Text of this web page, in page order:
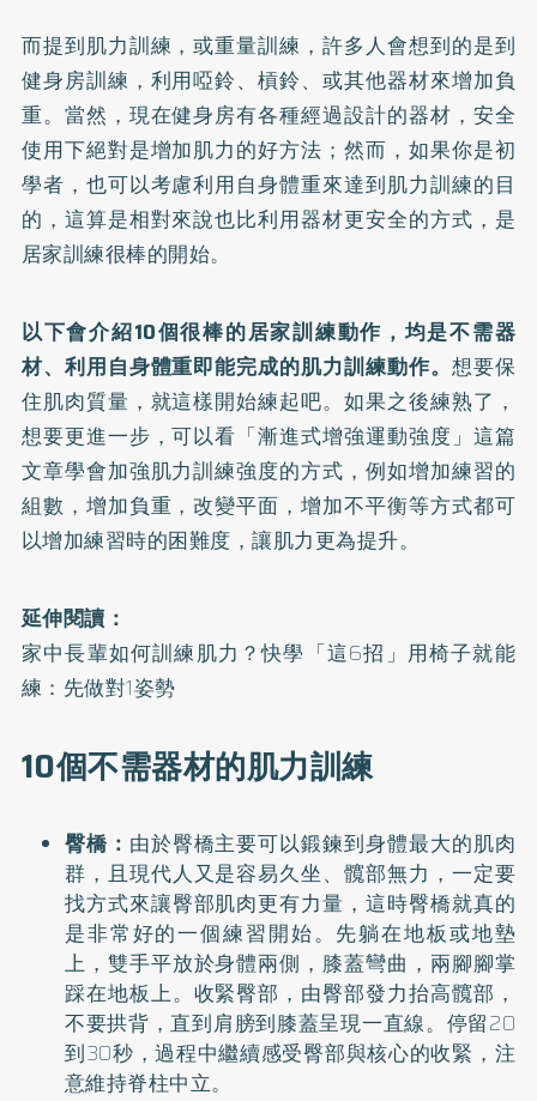
而提到肌力訓練，或重量訓練，許多人會想到的是到
健身房訓練，利用啞鈴、槓鈴、或其他器材來增加負
重。當然，現在健身房有各種經過設計的器材，安全
使用下絕對是增加肌力的好方法；然而，如果你是初
學者，也可以考慮利用自身體重來達到肌力訓練的目
的，這算是相對來說也比利用器材更安全的方式，是
居家訓練很棒的開始。
以下會介紹10個很棒的居家訓練動作，均是不需器
材、利用自身體重即能完成的肌力訓練動作。 想要保
住肌肉質量，就這樣開始練起吧。如果之後練熟了，
想要更進一步，可以看「漸進式增強運動強度」這篇
文章學會加強肌力訓練強度的方式，例如增加練習的
組數，增加負重，改變平面，增加不平衡等方式都可
以增加練習時的困難度，讓肌力更為提升。
延伸閱讀：
家中長輩如何訓練肌力？快學「這6招」用椅子就能
練：先做對1姿勢
10個不需器材的肌力訓練
臀橋： 由於臀橋主要可以鍛鍊到身體最大的肌肉
群，且現代人又是容易久坐、髖部無力，一定要
找方式來讓臀部肌肉更有力量，這時臀橋就真的
是非常好的一個練習開始。先躺在地板或地墊
上，雙手平放於身體兩側，膝蓋彎曲，兩腳腳掌
踩在地板上。收緊臀部，由臀部發力抬高髖部，
不要拱背，直到肩膀到膝蓋呈現一直線。停留20
到30秒，過程中繼續感受臀部與核心的收緊，注
意維持脊柱中立。